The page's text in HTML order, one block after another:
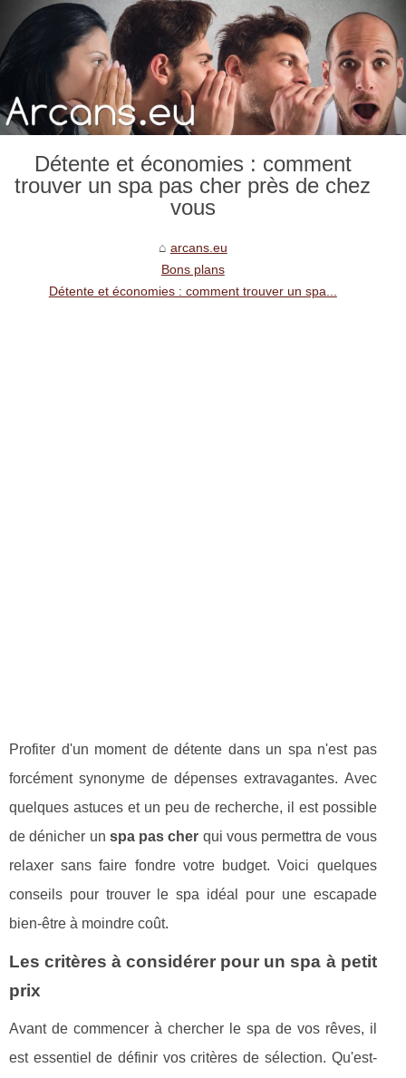
Détente et économies : comment
trouver un spa pas cher près de chez
vous
arcans.eu
Bons plans
Détente et économies : comment trouver un spa...
Profiter d'un moment de détente dans un spa n'est pas
forcément synonyme de dépenses extravagantes. Avec
quelques astuces et un peu de recherche, il est possible
de dénicher un spa pas cher qui vous permettra de vous
relaxer sans faire fondre votre budget. Voici quelques
conseils pour trouver le spa idéal pour une escapade
bien-être à moindre coût.
Les critères à considérer pour un spa à petit
prix
Avant de commencer à chercher le spa de vos rêves, il
est essentiel de définir vos critères de sélection. Qu'est-